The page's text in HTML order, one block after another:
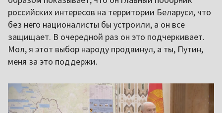
российских интересов на территории Беларуси, что
без него националисты бы устроили, а он все
защищает. В очередной раз он это подчеркивает.
Мол, я этот выбор народу продвинул, а ты, Путин,
меня за это поддержи.